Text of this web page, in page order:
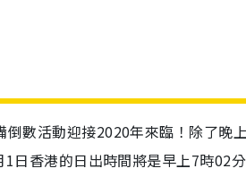
數活動迎接2020年來臨！除了晚
日香港的日出時間將是早上7時02